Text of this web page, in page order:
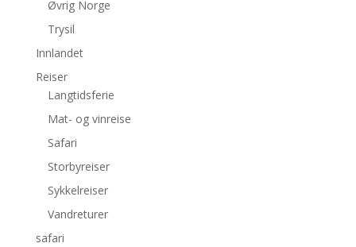
Øvrig Norge
Trysil
Innlandet
Reiser
Langtidsferie
Mat- og vinreise
Safari
Storbyreiser
Sykkelreiser
Vandreturer
safari